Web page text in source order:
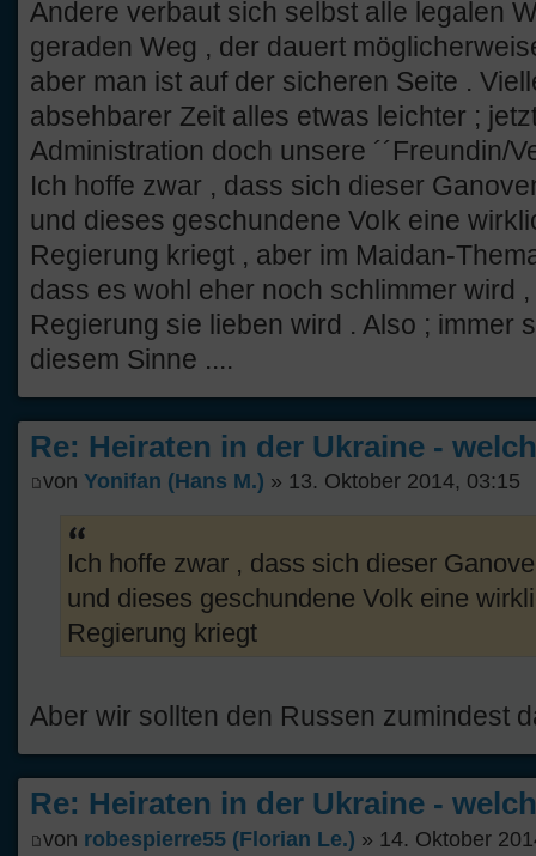
Andere verbaut sich selbst alle legalen
geraden Weg , der dauert
aber man ist auf der sicheren Seite .
absehbarer Zeit alles etwas leichter ;
Administration doch unsere ´´Freundin/
Ich hoffe zwar , dass sich dieser
und dieses geschundene Volk eine
Regierung kriegt , aber im Maidan-
dass es wohl eher noch schlimmer wird
Regierung sie lieben wird . Also ; immer
diesem Sinne ....
Re: Heiraten in der Ukraine -
von Yonifan (Hans M.) » 13. Oktober 2014, 03:15
Ich hoffe zwar , dass sich dieser
und dieses geschundene Volk eine
Regierung kriegt
Aber wir sollten den Russen zumindest
Re: Heiraten in der Ukraine -
von robespierre55 (Florian Le.) » 14. Oktober